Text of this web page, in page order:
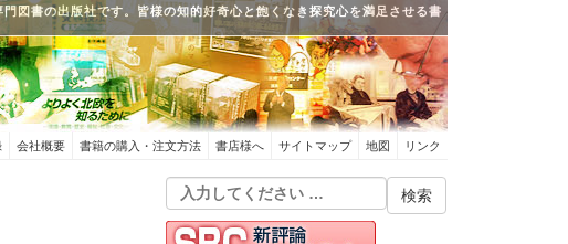
図書の出版社です。皆様の知的好奇心と飽くなき探究心を満足させる書
会社概要 書籍の購入・注文方法 書店様へ サイトマップ 地図 リンク